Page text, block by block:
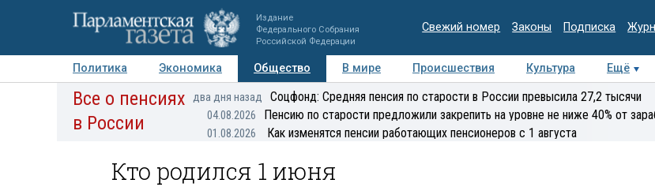
Издание
Федерального Собрания
Российской Федерации
Свежий номер Законы Подписка
Политика Экономика Общество В мире Происшествия Культура Ещё
Авторы Персоны Мнения Регионы Медиацентр Интервью Колумнисты
Все о пенсиях
в России
два дня назад Соцфонд: Средняя пенсия по старости в России превысила 27,2 тысячи
04.08.2026 Пенсию по старости предложили закрепить на уровне не ниже 40% от
01.08.2026 Как изменятся пенсии работающих пенсионеров с 1 августа
Кто родился 1 июня